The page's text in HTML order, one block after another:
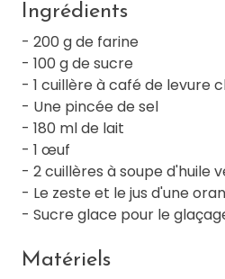
Ingrédients
- 200 g de farine
- 100 g de sucre
- 1 cuillère à café de levure
- Une pincée de sel
- 180 ml de lait
- 1 œuf
- 2 cuillères à soupe d'huile
- Le zeste et le jus d'une
- Sucre glace pour le
Matériels